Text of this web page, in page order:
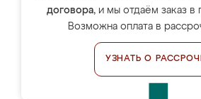
договора, и мы отдаём заказ в
Возможна оплата в
УЗНАТЬ О